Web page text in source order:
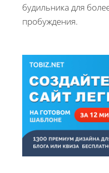
будильника для
пробуждения.